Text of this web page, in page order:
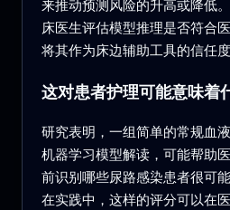
来推动预测风险的升高或降低
床医生评估模型推理是否符合
将其作为床边辅助工具的信任度
这对患者护理可能意味着
研究表明，一组简单的常规血
机器学习模型解读，可能帮助
前识别哪些尿路感染患者很可
在实践中，这样的评分可以在